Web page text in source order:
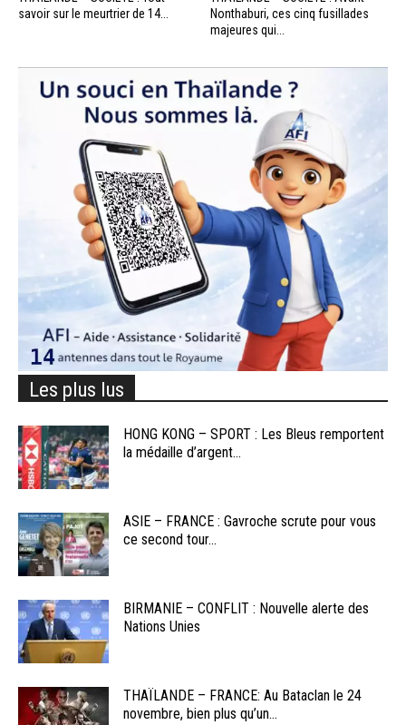
savoir sur le meurtrier de 14...
Nonthaburi, ces cinq fusillades
majeures qui...
Les plus lus
HONG KONG – SPORT : Les Bleus remportent
la médaille d’argent...
ASIE – FRANCE : Gavroche scrute pour vous
ce second tour...
BIRMANIE – CONFLIT : Nouvelle alerte des
Nations Unies
THAÏLANDE – FRANCE: Au Bataclan le 24
novembre, bien plus qu’un...